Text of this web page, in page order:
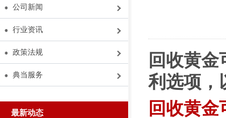
公司新闻
行业资讯
政策法规
典当服务
最新动态
回收黄
利选项，
回收黄